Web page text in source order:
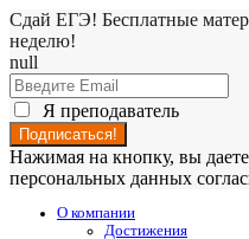
Сдай ЕГЭ! Бесплатные
неделю!
null
Я преподаватель
Нажимая на кнопку, вы
персональных данных
О компании
Достижения